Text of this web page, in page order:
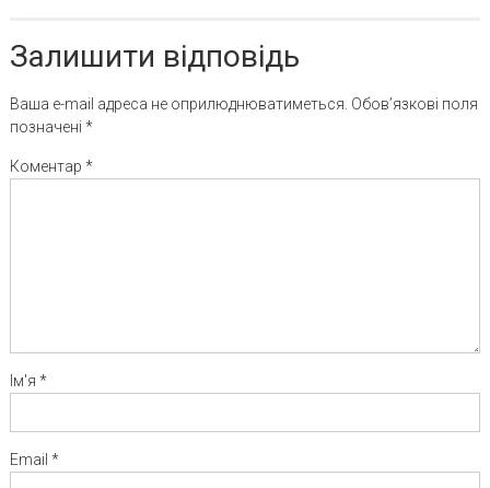
Залишити відповідь
Ваша e-mail адреса не оприлюднюватиметься. Обов’язкові поля
позначені *
Коментар *
Ім'я *
Email *